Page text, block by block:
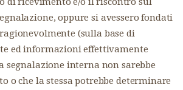
oppure si avessero fondati
(sulla base di
ed informazioni effettivamente
segnalazione interna non sarebbe
o che la stessa potrebbe determinare